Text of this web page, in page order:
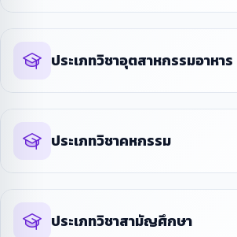
ประเภทวิชาอุตสาหกรรมอาหาร
ประเภทวิชาคหกรรม
ประเภทวิชาสามัญศึกษา